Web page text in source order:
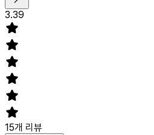
3.39
15개 리뷰